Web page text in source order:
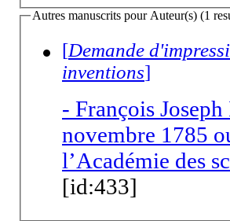
Autres manuscrits pour Auteur(s) (1
[Demande
inventions]
- François
novembre 1785
l’Académie des
[id:433]